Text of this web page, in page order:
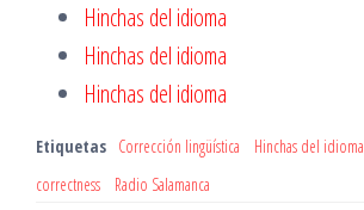
Hinchas del idioma
Hinchas del idioma
Hinchas del idioma
Etiquetas Corrección lingüística Hinchas del idioma
correctness
Radio Salamanca